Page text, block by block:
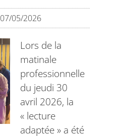
07/05/2026
Lors de la
matinale
professionnelle
du jeudi 30
avril 2026, la
« lecture
adaptée » a été